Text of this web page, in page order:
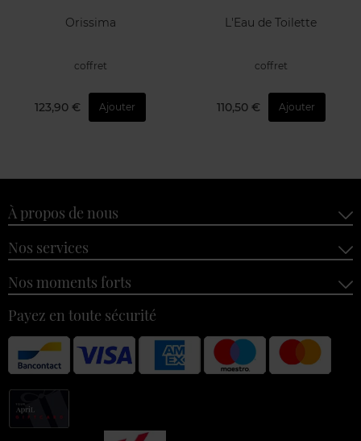
Orissima
coffret
123,90 € Ajouter
L'Eau de Toilette
coffret
110,50 € Ajouter
À propos de nous
Nos services
Nos moments forts
Payez en toute sécurité